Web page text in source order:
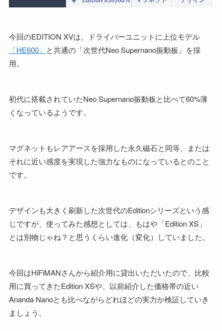
今回のEDITION XVは、ドライバーユニットに上位モデル
「HE600」 と共通の「次世代Neo Supernano振動板」を採
用。
初代に搭載されていたNeo Supernano振動板と比べて60%薄
くなっているようです。
マグネットもレアアースを採用した永久磁石と同等、または
それに近い感度を実現した強力なものになっているとのこと
です。
デザインも大きく刷新した次世代のEditionシリーズという感
じですが、使ってみた感想としては、もはや「Edition XS」
とは別物じゃね？と思うくらい進化（変化）していました。
今回はHiFiMANさんから紹介用に貸出いただいたので、比較
用に買ってきたEdition XSや、以前紹介した価格帯の近い
Ananda Nanoとも比べながらどれほどの実力か検証していき
ましょう。